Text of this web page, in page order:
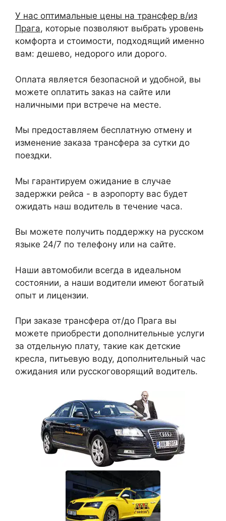
У нас оптимальные цены на трансфер в/из
Прага, которые позволяют выбрать уровень
комфорта и стоимости, подходящий именно
вам: дешево, недорого или дорого.
Оплата является безопасной и удобной, вы
можете оплатить заказ на сайте или
наличными при встрече на месте.
Мы предоставляем бесплатную отмену и
изменение заказа трансфера за сутки до
поездки.
Мы гарантируем ожидание в случае
задержки рейса - в аэропорту вас будет
ожидать наш водитель в течение часа.
Вы можете получить поддержку на русском
языке 24/7 по телефону или на сайте.
Наши автомобили всегда в идеальном
состоянии, а наши водители имеют богатый
опыт и лицензии.
При заказе трансфера от/до Прага вы
можете приобрести дополнительные услуги
за отдельную плату, такие как детские
кресла, питьевую воду, дополнительный час
ожидания или русскоговорящий водитель.